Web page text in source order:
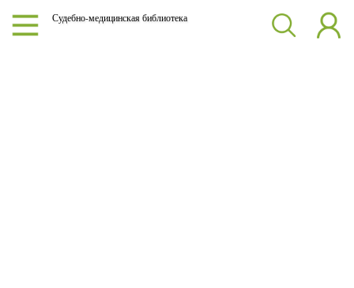
Судебно-медицинская библиотека